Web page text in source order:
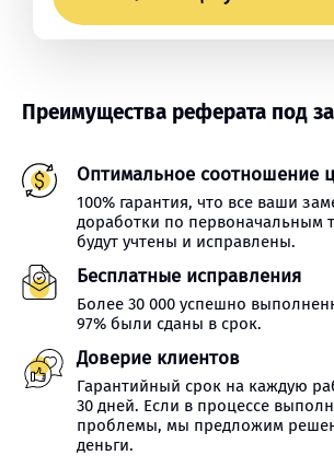
Преимущества реферата под
Оптимальное соотношение
100% гарантия, что все ваши
доработки по первоначальным
будут учтены и исправлены.
Бесплатные исправления
Более 30 000 успешно
97% были сданы в срок.
Доверие клиентов
Гарантийный срок на каждую
30 дней. Если в процессе
проблемы, мы предложим
деньги.